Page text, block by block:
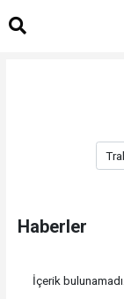
Haberler
İçerik bulunamadı.